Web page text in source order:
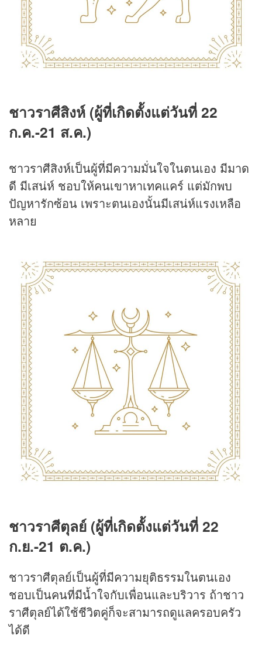
ชาวราศีสิงห์ (ผู้ที่เกิดตั้งแต่วันที่ 22
ก.ค.-21 ส.ค.)
ชาวราศีสิงห์เป็นผู้ที่มีความมั่นใจในตนเอง มีมาด
ดี มีเสน่ห์ ชอบให้คนเขาหาเทคแคร์ แต่มักพบ
ปัญหารักซ้อน เพราะตนเองนั้นมีเสน่ห์แรงเหลือ
หลาย
ชาวราศีตุลย์ (ผู้ที่เกิดตั้งแต่วันที่ 22
ก.ย.-21 ต.ค.)
ชาวราศีตุลย์เป็นผู้ที่มีความยุติธรรมในตนเอง
ชอบเป็นคนที่มีน้ำใจกับเพื่อนและบริวาร ถ้าชาว
ราศีตุลย์ได้ใช้ชีวิตคู่ก็จะสามารถดูแลครอบครัว
ได้ดี